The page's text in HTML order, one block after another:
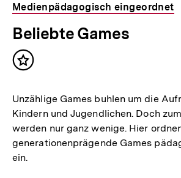
Medienpädagogisch eingeordnet
Beliebte Games
Inhalt
Unzählige Games buhlen um die
Kindern und Jugendlichen. Doch
werden nur ganz wenige. Hier
generationenprägende Games
ein.